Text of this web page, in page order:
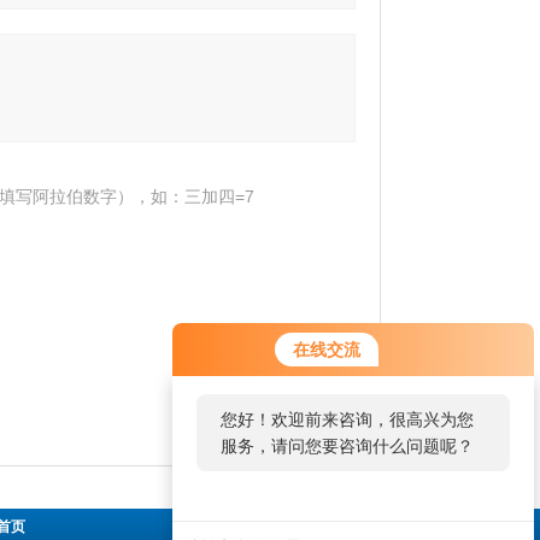
在线交流
您好！欢迎前来咨询，很高兴为您
服务，请问您要咨询什么问题呢？
写阿拉伯数字），如：三加四=7
页